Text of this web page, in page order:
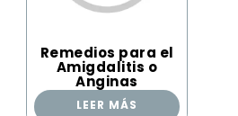
Remedios para el
Amigdalitis o
Anginas
LEER MÁS